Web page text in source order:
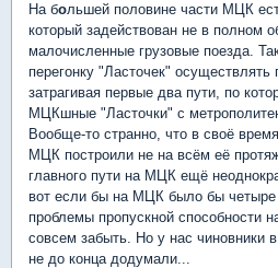
На большей половине части МЦК
который задействован не в полном
малочисленные грузовые поезда.
перегонку "Ласточек" осуществлять
затрагивая первые два пути, по
МЦКшные "Ласточки" с
Вообще-то странно, что в своё
МЦК построили не на всём её
главного пути на МЦК ещё
вот если бы на МЦК было бы четыре
проблемы пропускной способности
совсем забыть. Но у нас чиновники
не до конца додумали...